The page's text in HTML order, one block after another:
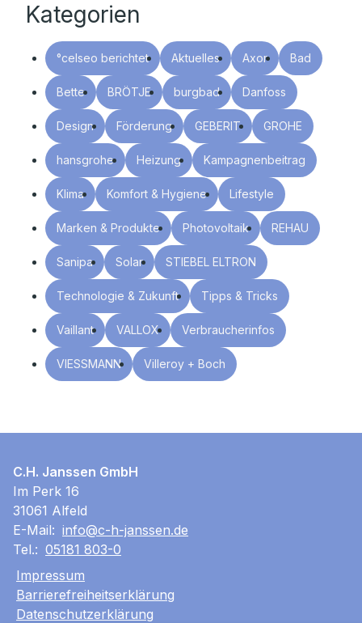
Kategorien
°celseo berichtet Aktuelles Axor Bad
Bette BRÖTJE burgbad Danfoss
Design Förderung GEBERIT GROHE
hansgrohe Heizung Kampagnenbeitrag
Klima Komfort & Hygiene Lifestyle
Marken & Produkte Photovoltaik REHAU
Sanipa Solar STIEBEL ELTRON
Technologie & Zukunft Tipps & Tricks
Vaillant VALLOX Verbraucherinfos
VIESSMANN Villeroy + Boch
C.H. Janssen GmbH
Im Perk 16
31061 Alfeld
E-Mail: info@c-h-janssen.de
Tel.: 05181 803-0
Impressum
Barrierefreiheitserklärung
Datenschutzerklärung